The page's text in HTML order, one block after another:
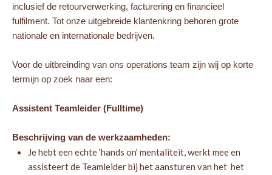
inclusief de retourverwerking, facturering en financieel
fulfilment. Tot onze uitgebreide klantenkring behoren grote
nationale en internationale bedrijven.
Voor de uitbreinding van ons operations team zijn wij op korte
termijn op zoek naar een:
Assistent Teamleider (Fulltime)
Beschrijving van de werkzaamheden:
Je hebt een echte ‘hands on’ mentaliteit, werkt mee en
assisteert de Teamleider bij het aansturen van het het